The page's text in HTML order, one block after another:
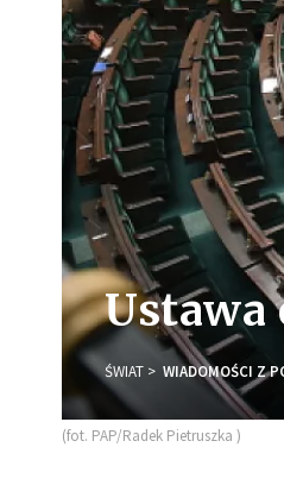
Ustawa
ŚWIAT WIADOMOŚCI Z
(fot. PAP/Radek Pietruszka )